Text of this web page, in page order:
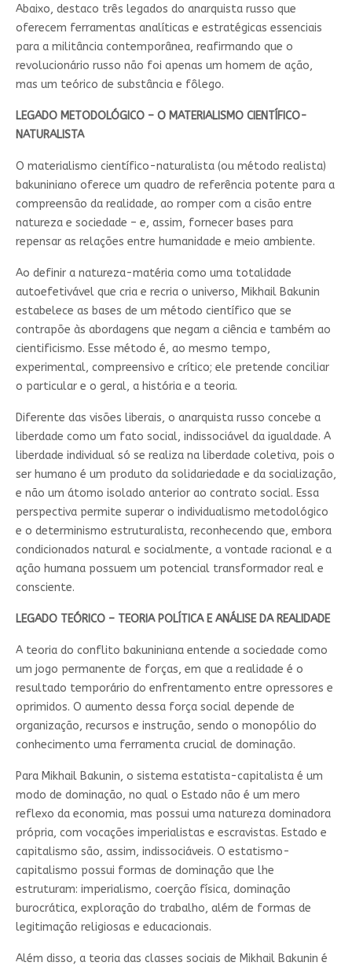
Abaixo, destaco três legados do anarquista russo que
oferecem ferramentas analíticas e estratégicas essenciais
para a militância contemporânea, reafirmando que o
revolucionário russo não foi apenas um homem de ação,
mas um teórico de substância e fôlego.
LEGADO METODOLÓGICO – O MATERIALISMO CIENTÍFICO-
NATURALISTA
O materialismo científico-naturalista (ou método realista)
bakuniniano oferece um quadro de referência potente para a
compreensão da realidade, ao romper com a cisão entre
natureza e sociedade – e, assim, fornecer bases para
repensar as relações entre humanidade e meio ambiente.
Ao definir a natureza-matéria como uma totalidade
autoefetivável que cria e recria o universo, Mikhail Bakunin
estabelece as bases de um método científico que se
contrapõe às abordagens que negam a ciência e também ao
cientificismo. Esse método é, ao mesmo tempo,
experimental, compreensivo e crítico; ele pretende conciliar
o particular e o geral, a história e a teoria.
Diferente das visões liberais, o anarquista russo concebe a
liberdade como um fato social, indissociável da igualdade. A
liberdade individual só se realiza na liberdade coletiva, pois o
ser humano é um produto da solidariedade e da socialização,
e não um átomo isolado anterior ao contrato social. Essa
perspectiva permite superar o individualismo metodológico
e o determinismo estruturalista, reconhecendo que, embora
condicionados natural e socialmente, a vontade racional e a
ação humana possuem um potencial transformador real e
consciente.
LEGADO TEÓRICO – TEORIA POLÍTICA E ANÁLISE DA REALIDADE
A teoria do conflito bakuniniana entende a sociedade como
um jogo permanente de forças, em que a realidade é o
resultado temporário do enfrentamento entre opressores e
oprimidos. O aumento dessa força social depende de
organização, recursos e instrução, sendo o monopólio do
conhecimento uma ferramenta crucial de dominação.
Para Mikhail Bakunin, o sistema estatista-capitalista é um
modo de dominação, no qual o Estado não é um mero
reflexo da economia, mas possui uma natureza dominadora
própria, com vocações imperialistas e escravistas. Estado e
capitalismo são, assim, indissociáveis. O estatismo-
capitalismo possui formas de dominação que lhe
estruturam: imperialismo, coerção física, dominação
burocrática, exploração do trabalho, além de formas de
legitimação religiosas e educacionais.
Além disso, a teoria das classes sociais de Mikhail Bakunin é